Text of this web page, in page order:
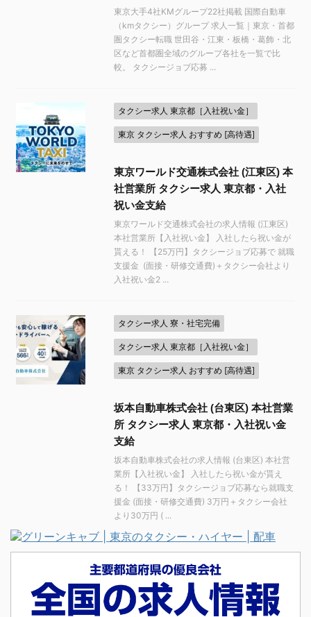
東京大手4社KMグループ22社掲載 国際自動車
（kmタクシー）グループ 求人一覧｜東京・首都
圏タクシー転職 世田谷・江東・板橋・葛飾・北
区など首都圏全域のグループ各社を一覧で比
較。 タクシージョブ応募 ...
タクシー求人 東京都［入社祝い金］
東京 タクシー求人 おすすめ [高待遇]
東京ワールド交通株式会社 (江東区) 本
社営業所 タクシー求人 東京都・入社
祝い金支給
東京ワールド交通株式会社の求人情報 (江東区)
本社営業所【入社祝い金】 入社したら祝い金が
貰える！ 【25万円】タクシージョブ応募で 就職
支援金 (面接・研修交通費)＋タクシー会社より
入社祝い金2 ...
タクシー求人 寮・社宅完備
タクシー求人 東京都［入社祝い金］
東京 タクシー求人 おすすめ [高待遇]
坂本自動車株式会社 (台東区) 本社営業
所 タクシー求人 東京都・入社祝い金
支給
坂本自動車株式会社の求人情報 (台東区) 本社営
業所【入社祝い金】 入社したら祝い金が貰え
る！ 【33万円】タクシージョブ応募なら就職支
援金 (面接・研修交通費) 3万円＋タクシー会社
より30万円 ( ...